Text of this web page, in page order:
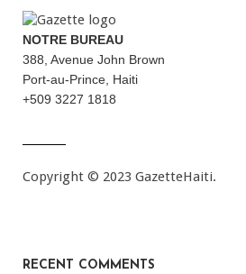
NOTRE BUREAU
388, Avenue John Brown
Port-au-Prince, Haiti
+509 3227 1818
Copyright © 2023 GazetteHaiti.
RECENT COMMENTS